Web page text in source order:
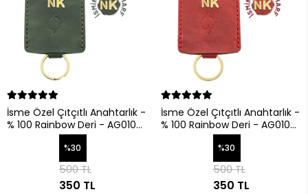
İsme Özel Çıtçıtlı Anahtarlık -
% 100 Rainbow Deri - AG01001
%30
500 TL
350 TL
İsme Özel Çıtçıtlı Anahtarlık -
% 100 Rainbow Deri - AG01001
%30
500 TL
350 TL